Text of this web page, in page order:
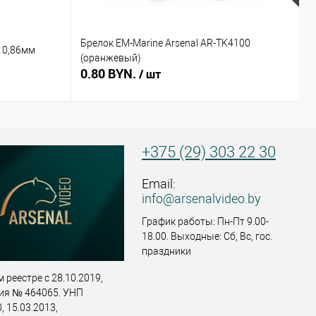
0,86мм
Брелок EM-Marine Arsenal AR-TK4100
(оранжевый)
0.80 BYN. / шт
реестре с 28.10.2019,
№ 464065. УНП
15.03.2013,
+375 (29) 303 22 30
Email:
info@arsenalvideo.by
График работы: Пн-Пт 9.00-
18.00. Выходные: Сб, Вс, гос.
праздники